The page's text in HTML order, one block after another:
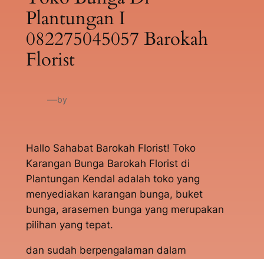
Plantungan I
082275045057 Barokah
Florist
—by
Hallo Sahabat Barokah Florist! Toko
Karangan Bunga Barokah Florist di
Plantungan Kendal adalah toko yang
menyediakan karangan bunga, buket
bunga, arasemen bunga yang merupakan
pilihan yang tepat.
dan sudah berpengalaman dalam